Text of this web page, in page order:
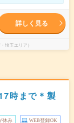
詳しく見る
埼玉エリア）
時まで＊製
休み WEB登録OK